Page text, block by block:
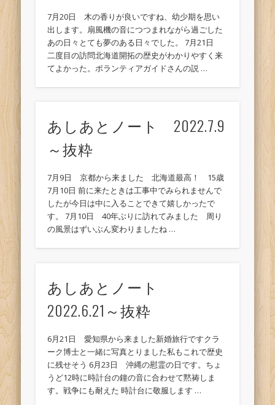
7月20日 木の香りが良いですね、幼少期を思い
出します。扇風機の音につつまれながら過ごした
あの日々とても夢のある日々でした。 7月21日
二度目の訪問北海道開拓の歴史がわかりやすく来
てよかった。ボランティアガイドさんの説 …
あしあとノート 2022.7.9
～抜粋
7月9日 京都から来ました 北海道最高！ 15歳
7月10日 前に来たときは工事中でみられませんで
したが今日は中に入ることできて嬉しかったで
す。 7月10日 40年ぶりに訪れてみました 周り
の風景はずいぶん変わりましたね …
あしあとノート
2022.6.21～抜粋
6月21日 愛知県から来ました新婚旅行ですクラ
ーク博士と一緒に写真とりました私もこれで歴史
に残せそう 6月23日 沖縄の慰霊の日です。ちょ
うど12時に時計台の鐘の音に合わせて黙祷しま
す。戦争にも耐えた 時計台に敬服します …